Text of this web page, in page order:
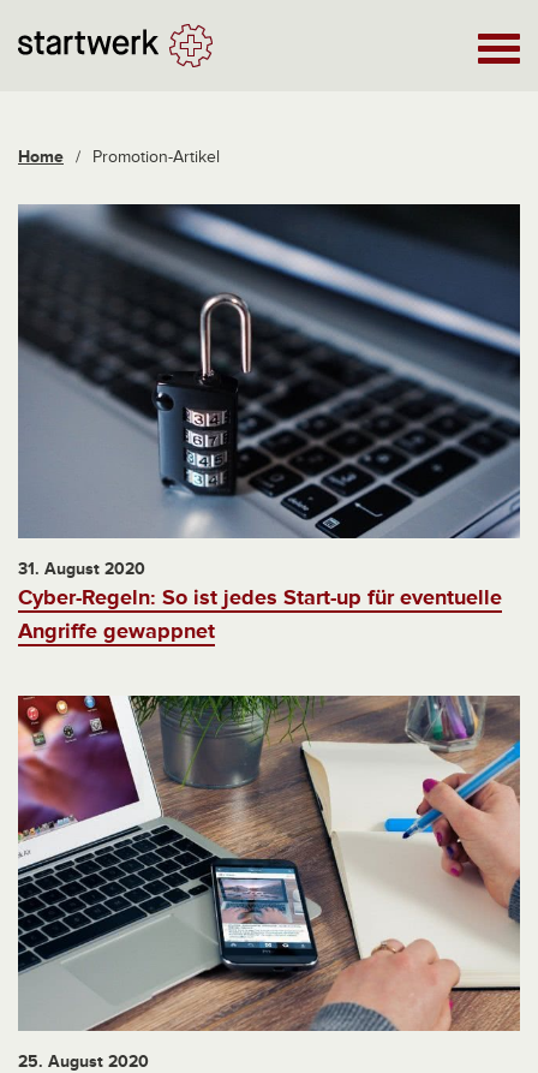
Home / Promotion-Artikel
31. August 2020
Cyber-Regeln: So ist jedes Start-up für eventuelle
Angriffe gewappnet
25. August 2020